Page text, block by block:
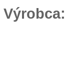
Výrobca: